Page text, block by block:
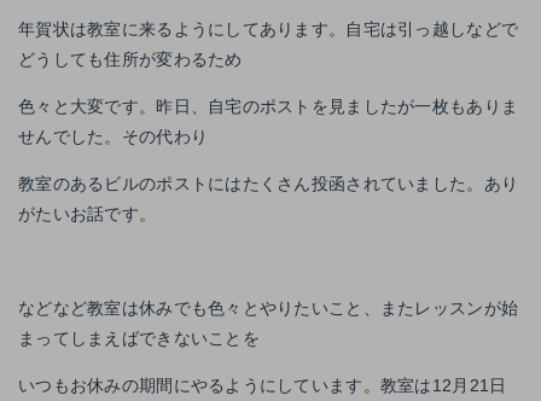
年賀状は教室に来るようにしてあります。自宅は引っ越しなどで
どうしても住所が変わるため
色々と大変です。昨日、自宅のポストを見ましたが一枚もありま
せんでした。その代わり
教室のあるビルのポストにはたくさん投函されていました。あり
がたいお話です。
などなど教室は休みでも色々とやりたいこと、またレッスンが始
まってしまえばできないことを
いつもお休みの期間にやるようにしています。教室は12月21日